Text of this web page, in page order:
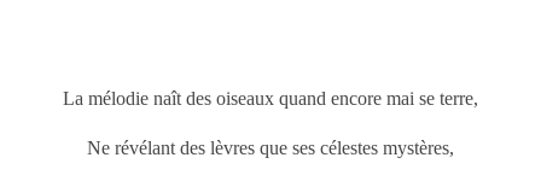
La mélodie naît des oiseaux quand encore mai se terre,
Ne révélant des lèvres que ses célestes mystères,